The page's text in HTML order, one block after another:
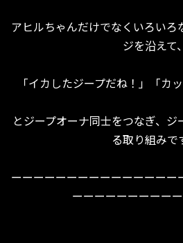
アヒルちゃんだけでなくいろいろ
ジを沿えて、
「イカしたジープだね！」「カ
とジープオーナ同士をつなぎ、
る取り組みで
ーーーーーーーーーーーーーーー
ーーーーーーーーー